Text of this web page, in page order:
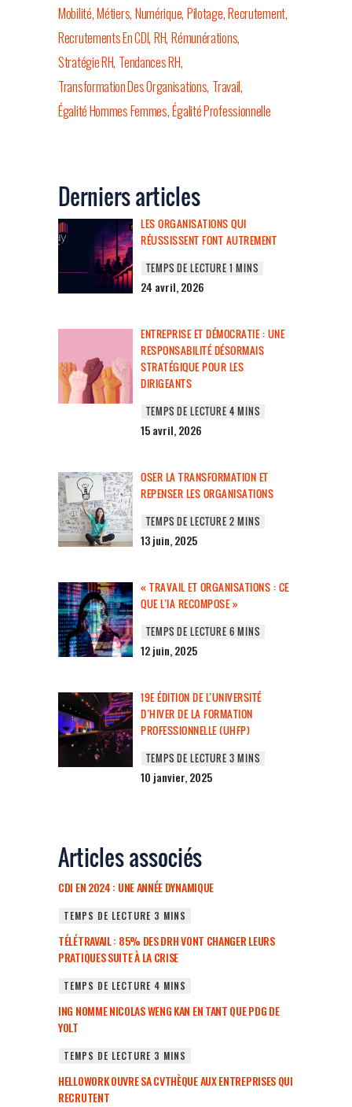
Mobilité Métiers Numérique Pilotage Recrutement
Recrutements En CDI RH Rémunérations
Stratégie RH Tendances RH
Transformation Des Organisations Travail
Égalité Hommes Femmes Égalité Professionnelle
Derniers articles
LES ORGANISATIONS QUI
RÉUSSISSENT FONT AUTREMENT
24 avril, 2026
ENTREPRISE ET DÉMOCRATIE : UNE
RESPONSABILITÉ DÉSORMAIS
STRATÉGIQUE POUR LES
DIRIGEANTS
15 avril, 2026
OSER LA TRANSFORMATION ET
REPENSER LES ORGANISATIONS
13 juin, 2025
« TRAVAIL ET ORGANISATIONS : CE
QUE L’IA RECOMPOSE »
12 juin, 2025
19E ÉDITION DE L’UNIVERSITÉ
D’HIVER DE LA FORMATION
PROFESSIONNELLE (UHFP)
10 janvier, 2025
Articles associés
CDI EN 2024 : UNE ANNÉE DYNAMIQUE
TÉLÉTRAVAIL : 85% DES DRH VONT CHANGER LEURS
PRATIQUES SUITE À LA CRISE
ING NOMME NICOLAS WENG KAN EN TANT QUE PDG DE
YOLT
HELLOWORK OUVRE SA CVTHÈQUE AUX ENTREPRISES QUI
RECRUTENT